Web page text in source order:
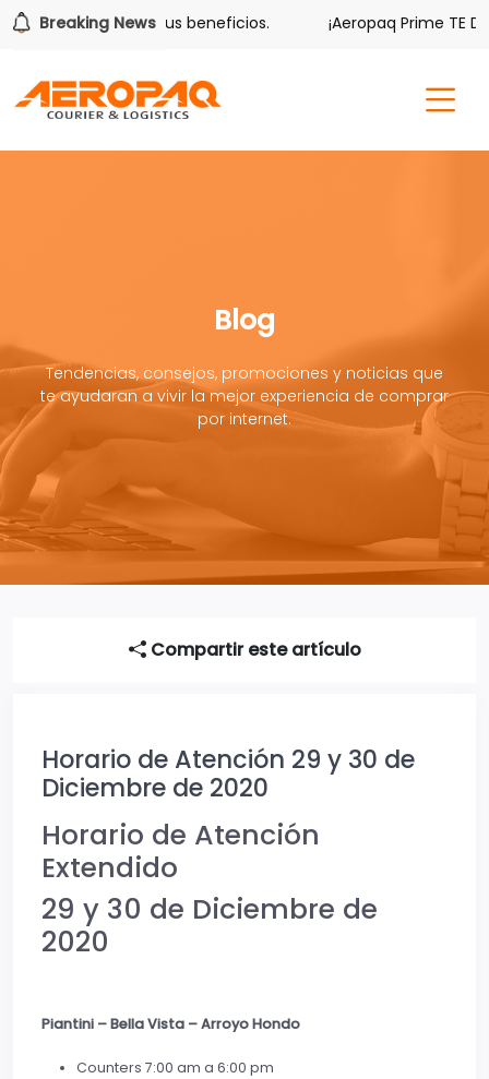
Breaking News
también tiene sus beneficios. ¡Aeropaq Prime TE DA
Blog
Tendencias, consejos, promociones y noticias que
te ayudaran a vivir la mejor experiencia de comprar
por internet.
Compartir este artículo
Horario de Atención 29 y 30 de
Diciembre de 2020
Horario de Atención
Extendido
29 y 30 de Diciembre de
2020
Piantini – Bella Vista – Arroyo Hondo
Counters 7:00 am a 6:00 pm